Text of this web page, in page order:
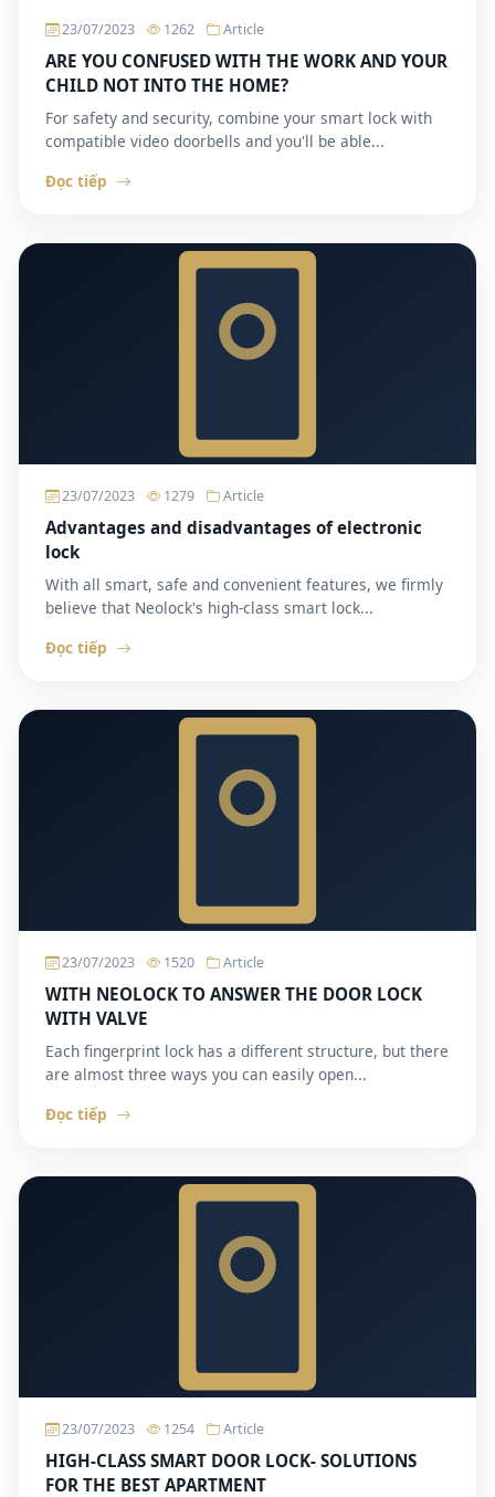
23/07/2023 1262 Article
ARE YOU CONFUSED WITH THE WORK AND YOUR
CHILD NOT INTO THE HOME?
For safety and security, combine your smart lock with
compatible video doorbells and you'll be able...
Đọc tiếp
23/07/2023 1279 Article
Advantages and disadvantages of electronic
lock
With all smart, safe and convenient features, we firmly
believe that Neolock's high-class smart lock...
Đọc tiếp
23/07/2023 1520 Article
WITH NEOLOCK TO ANSWER THE DOOR LOCK
WITH VALVE
Each fingerprint lock has a different structure, but there
are almost three ways you can easily open...
Đọc tiếp
23/07/2023 1254 Article
HIGH-CLASS SMART DOOR LOCK- SOLUTIONS
FOR THE BEST APARTMENT